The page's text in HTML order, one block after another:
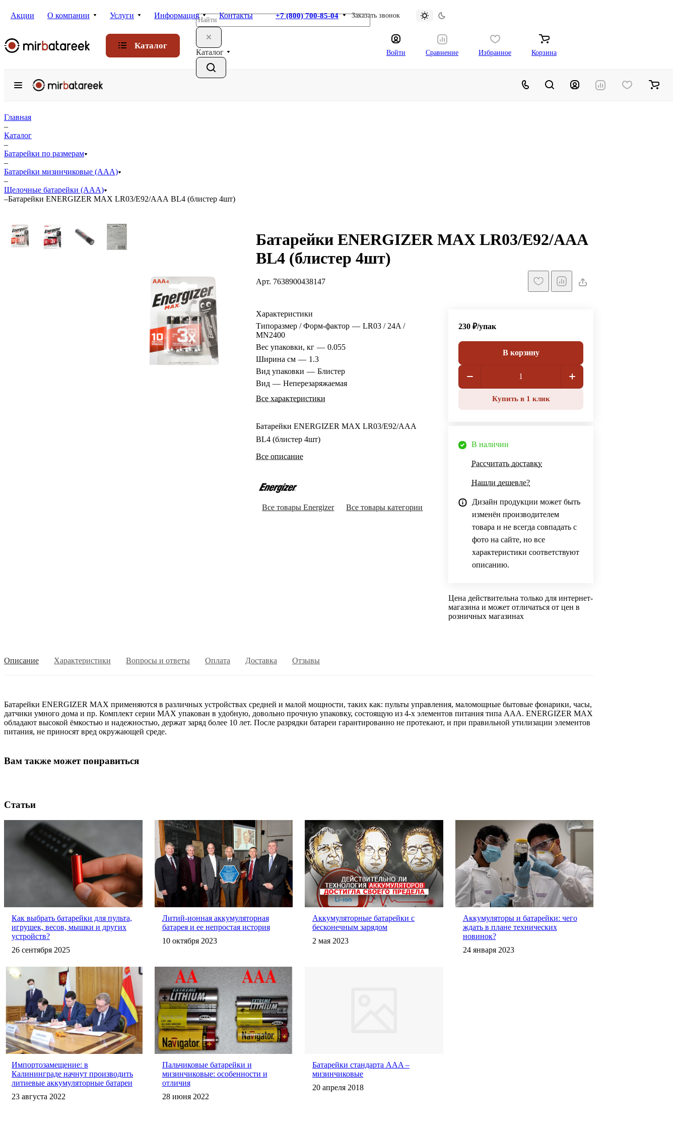
Акции О компании Услуги Информация Контакты +7 (800) 700-85-04 Заказать звонок
Каталог
Каталог Войти Сравнение Избранное Корзина
Главная
–
Каталог
–
Батарейки по размерам
–
Батарейки мизинчиковые (ААА)
–
Щелочные батарейки (ААА)
–Батарейки ENERGIZER MAX LR03/E92/ААА BL4 (блистер 4шт)
Батарейки ENERGIZER MAX LR03/E92/ААА
BL4 (блистер 4шт)
Арт. 7638900438147
Характеристики
Типоразмер / Форм-фактор — LR03 / 24A /
MN2400
Вес упаковки, кг — 0.055
Ширина см — 1.3
Вид упаковки — Блистер
Вид — Неперезаряжаемая
Все характеристики
Батарейки ENERGIZER MAX LR03/E92/ААА
BL4 (блистер 4шт)
Все описание
Все товары Energizer Все товары категории
230 ₽/упак
В корзину
Купить в 1 клик
В наличии
Рассчитать доставку
Нашли дешевле?
Дизайн продукции может быть
изменён производителем
товара и не всегда совпадать с
фото на сайте, но все
характеристики соответствуют
описанию.
Цена действительна только для интернет-
магазина и может отличаться от цен в
розничных магазинах
Описание Характеристики Вопросы и ответы Оплата Доставка Отзывы
Батарейки ENERGIZER MAX применяются в различных устройствах средней и малой мощности, таких как: пульты управления, маломощные бытовые фонарики, часы,
датчики умного дома и пр. Комплект серии MAX упакован в удобную, довольно прочную упаковку, состоящую из 4-х элементов питания типа ААА. ENERGIZER MAX
обладают высокой ёмкостью и надежностью, держат заряд более 10 лет. После разрядки батареи гарантированно не протекают, и при правильной утилизации элементов
питания, не приносят вред окружающей среде.
Вам также может понравиться
Статьи
Как выбрать батарейки для пульта,
игрушек, весов, мышки и других
устройств?
26 сентября 2025
Литий-ионная аккумуляторная
батарея и ее непростая история
10 октября 2023
Аккумуляторные батарейки с
бесконечным зарядом
2 мая 2023
Аккумуляторы и батарейки: чего
ждать в плане технических
новинок?
24 января 2023
Импортозамещение: в
Калининграде начнут производить
литиевые аккумуляторные батареи
23 августа 2022
Пальчиковые батарейки и
мизинчиковые: особенности и
отличия
28 июня 2022
Батарейки стандарта AAA –
мизинчиковые
20 апреля 2018